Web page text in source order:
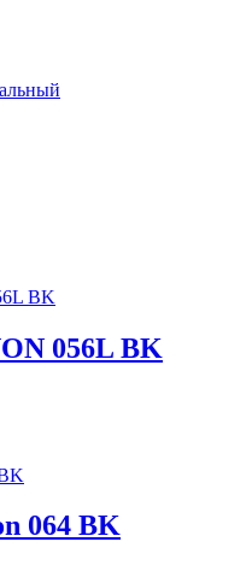
056L BK
064 BK